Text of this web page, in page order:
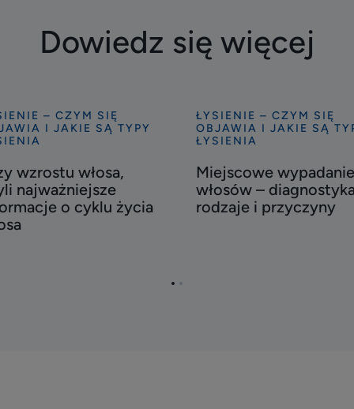
Dowiedz się więcej
– CZYM SIĘ
I JAKIE SĄ TYPY
wzrostu włosa,
najważniejsze
o cyklu życia
Odkryj
Miejscowe
włosów
–
diagnostyka,
ŁYSIENIE – CZYM SIĘ
OBJAWIA I JAKIE SĄ
ŁYSIENIA
Miejscowe wypadanie
włosów –
rodzaje i przyczyny
Przejdź
Przejdź